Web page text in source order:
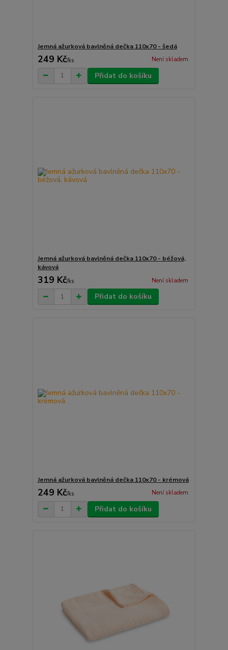
Jemná ažurková bavlněná dečka 110x70 - šedá
249 Kč/ks Není skladem
Přidat do košíku
Jemná ažurková bavlněná dečka 110x70 - béžová,
kávová
319 Kč/ks Není skladem
Přidat do košíku
Jemná ažurková bavlněná dečka 110x70 - krémová
249 Kč/ks Není skladem
Přidat do košíku